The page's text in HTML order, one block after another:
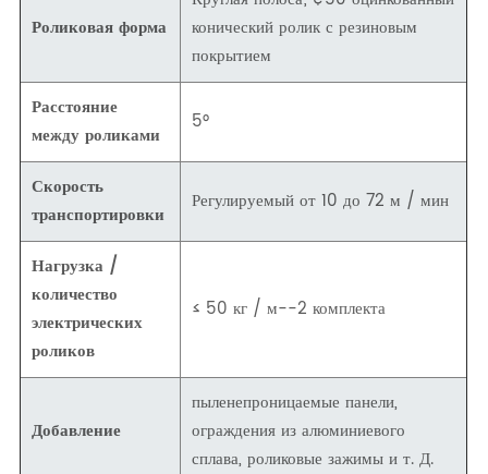
Роликовая форма
конический ролик с резиновым
покрытием
Расстояние
между роликами
5°
Скорость
транспортировки
Регулируемый от 10 до 72 м / мин
Нагрузка /
количество
электрических
роликов
≤ 50 кг / м--2 комплекта
Добавление
пыленепроницаемые панели,
ограждения из алюминиевого
сплава, роликовые зажимы и т. Д.